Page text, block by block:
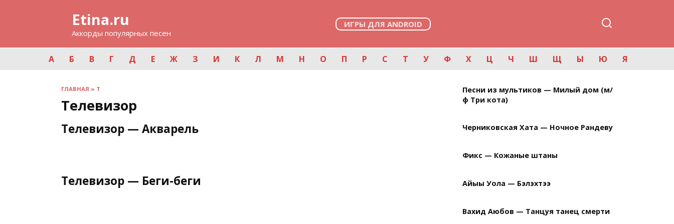
Etina.ru
Аккорды популярных песен
ИГРЫ ДЛЯ ANDROID
А Б В Г Д Е Ж З И К Л М Н О П Р С Т У Ф Х Ц Ч Ш Щ Ы Ю Я
ГЛАВНАЯ » Т
Телевизор
Телевизор — Акварель
Телевизор — Беги-беги
Песни из мультиков — Милый дом (м/
ф Три кота)
Черниковская Хата — Ночное Рандеву
Фикс — Кожаные штаны
Айыы Уола — Бэлэхтээ
Вахид Аюбов — Танцуя танец смерти